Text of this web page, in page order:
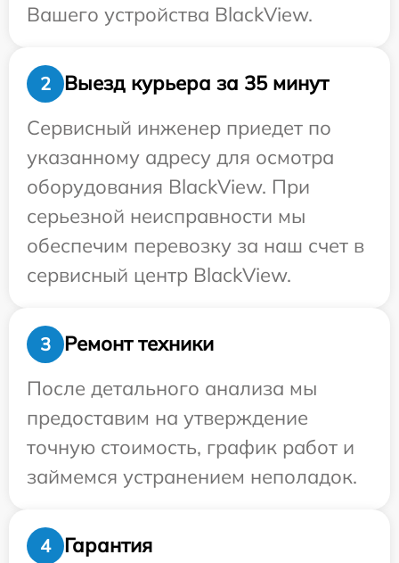
Вашего устройства BlackView.
2
Выезд курьера за 35 минут
Сервисный инженер приедет по
указанному адресу для осмотра
оборудования BlackView. При
серьезной неисправности мы
обеспечим перевозку за наш счет в
сервисный центр BlackView.
3
Ремонт техники
После детального анализа мы
предоставим на утверждение
точную стоимость, график работ и
займемся устранением неполадок.
4 Гарантия